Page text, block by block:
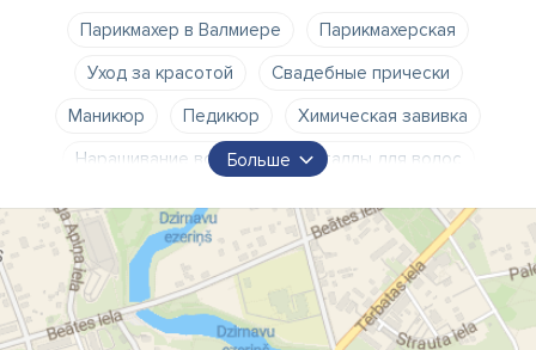
Парикмахер в Валмиере
Парикмахерская
Уход за красотой
Свадебные прически
Маникюр
Педикюр
Химическая завивка
Наращивание волос
Кристаллы для волос
Больше